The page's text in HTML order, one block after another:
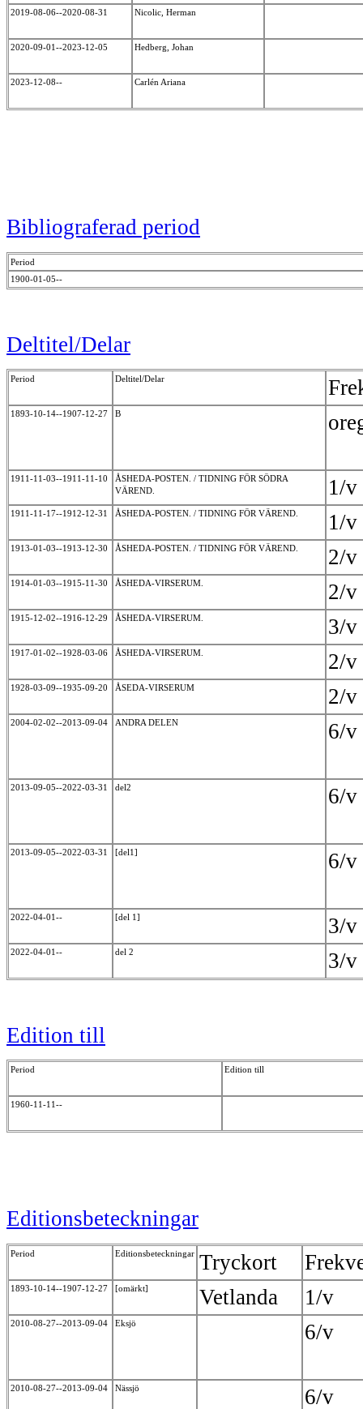
2019-08-06--2020-08-31 Nicolic, Herman
2020-09-01--2023-12-05 Hedberg, Johan
2023-12-08-- Carlén Ariana
Bibliograferad period
Period
1900-01-05--
Deltitel/Delar
Period Deltitel/Delar
1893-10-14--1907-12-27 B
1911-11-03--1911-11-10
ÅSHEDA-POSTEN. / TIDNING FÖR SÖDRA
VÄREND.
1/
1911-11-17--1912-12-31 ÅSHEDA-POSTEN. / TIDNING FÖR VÄREND. 1/
1913-01-03--1913-12-30 ÅSHEDA-POSTEN. / TIDNING FÖR VÄREND. 2/
1914-01-03--1915-11-30 ÅSHEDA-VIRSERUM. 2/
1915-12-02--1916-12-29 ÅSHEDA-VIRSERUM. 3/
1917-01-02--1928-03-06 ÅSHEDA-VIRSERUM. 2/
1928-03-09--1935-09-20 ÅSEDA-VIRSERUM 2/
2004-02-02--2013-09-04 ANDRA DELEN 6/
2013-09-05--2022-03-31 del2 6/
2013-09-05--2022-03-31 [del1] 6/
2022-04-01-- [del 1] 3/
2022-04-01-- del 2 3/
Edition till
Period Edition till
1960-11-11--
Editionsbeteckningar
Period Editionsbeteckningar Tryckort
1893-10-14--1907-12-27 [omärkt] Vetlanda 1/v
2010-08-27--2013-09-04 Eksjö 6/v
2010-08-27--2013-09-04 Nässjö 6/v